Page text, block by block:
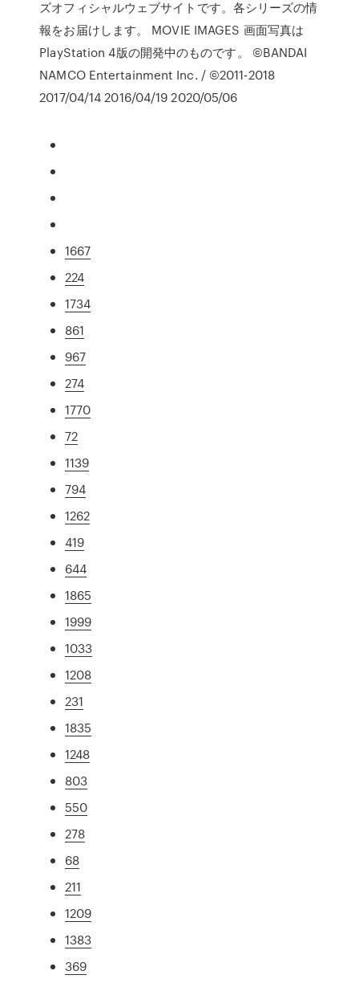
ズオフィシャルウェブサイトです。各シリーズの情
報をお届けします。 MOVIE IMAGES 画面写真は
PlayStation 4版の開発中のものです。 ©BANDAI
NAMCO Entertainment Inc. / ©2011-2018
2017/04/14 2016/04/19 2020/05/06
1667
224
1734
861
967
274
1770
72
1139
794
1262
419
644
1865
1999
1033
1208
231
1835
1248
803
550
278
68
211
1209
1383
369